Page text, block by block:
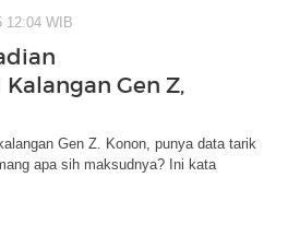
12:04 WIB
Gen Z,
Gen Z. Konon, punya data tarik
apa sih maksudnya? Ini kata